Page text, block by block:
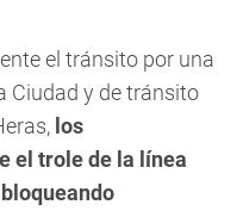
el tránsito por una
Ciudad y de tránsito
los
el trole de la línea